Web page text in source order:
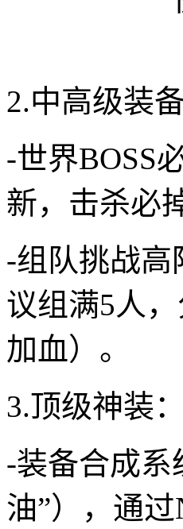
2.中高级装
-世界BOSS
新，击杀必
-组队挑战高
议组满5人
加血）。
3.顶级神装
-装备合成系
油”），通